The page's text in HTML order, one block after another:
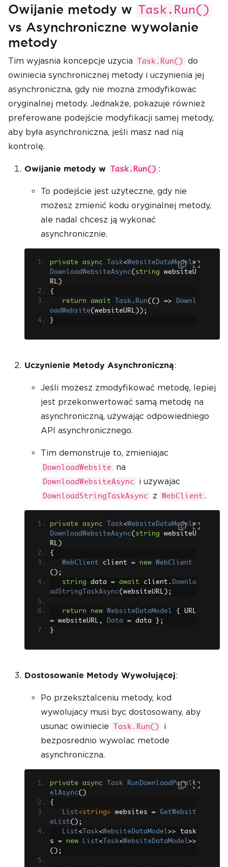
Owijanie metody w Task.Run()
vs Asynchroniczne wywolanie
metody
Tim wyjasnia koncepcje uzycia Task.Run()
do
owiniecia synchronicznej metody i uczynienia jej
asynchroniczna, gdy nie mozna zmodyfikowac
oryginalnej metody. Jednakże, pokazuje również
preferowane podejście modyfikacji samej metody,
aby była asynchroniczna, jeśli masz nad nią
kontrolę.
Owijanie metody w Task.Run() :
To podejście jest użyteczne, gdy nie
możesz zmienić kodu oryginalnej metody,
ale nadal chcesz ją wykonać
asynchronicznie.
private async Task<WebsiteDataModel>
DownloadWebsiteAsync( string websiteU
RL )
{
return
await Task . Run(() =>
Downl
oadWebsite( websiteURL ));
}
Uczynienie Metody Asynchroniczną:
Jeśli możesz zmodyfikować metodę, lepiej
jest przekonwertować samą metodę na
asynchroniczną, używając odpowiedniego
API asynchronicznego.
Tim demonstruje to, zmieniajac
DownloadWebsite na
DownloadWebsiteAsync i uzywajac
DownloadStringTaskAsync z WebClient .
private async Task<WebsiteDataModel>
DownloadWebsiteAsync( string websiteU
RL )
{
WebClient client = new
WebClient
();
string data = await client . Downlo
adStringTaskAsync( websiteURL );
return new WebsiteDataModel {
= websiteURL , Data = data
};
}
Dostosowanie Metody Wywołującej:
Po przeksztalceniu metody, kod
wywolujacy musi byc dostosowany, aby
usunac owiniecie
Task.Run()
i
bezposrednio wywolac metode
asynchroniczna.
private async Task
RunDownloadParall
elAsync()
{
List<string> websites =
GetWebsit
eList();
List< Task<WebsiteDataModel>> task
s = new List< Task<WebsiteDataModel>>
();